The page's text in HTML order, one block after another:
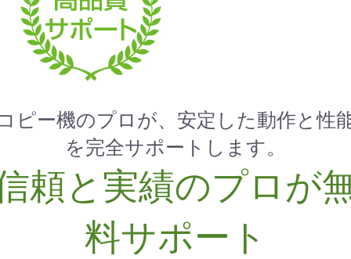
ピー機のプロが、安定した動作と性
を完全サポートします。
頼と実績のプロが
料サポート